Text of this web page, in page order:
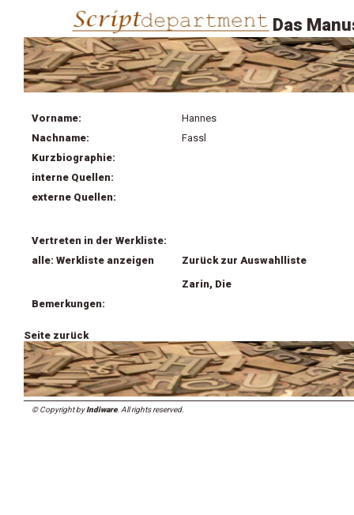
Das
Vorname:
Hannes
Nachname:
Fassl
Kurzbiographie:
interne Quellen:
externe Quellen:
Vertreten in der Werkliste:
alle: Werkliste anzeigen
Zurück zur Auswahlliste
Zarin, Die
Bemerkungen:
Seite zurück
© Copyright byIndiware. All rights reserved.